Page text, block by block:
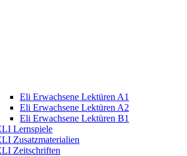
Eli Erwachsene Lektüren A1
Eli Erwachsene Lektüren A2
Eli Erwachsene Lektüren B1
Lernspiele
Zusatzmaterialien
Zeitschriften